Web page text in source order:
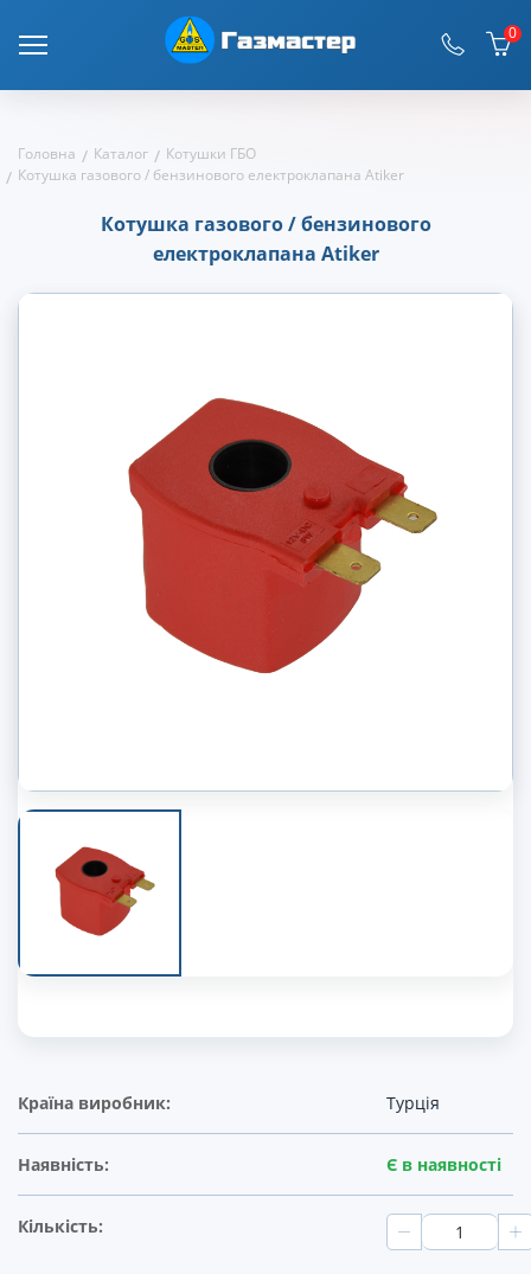
0
Головна Каталог
Котушки ГБО
Котушка газового / бензинового електроклапана Atiker
Котушка газового / бензинового
електроклапана Atiker
Країна виробник: Турція
Наявність: Є в наявності
Кількість: